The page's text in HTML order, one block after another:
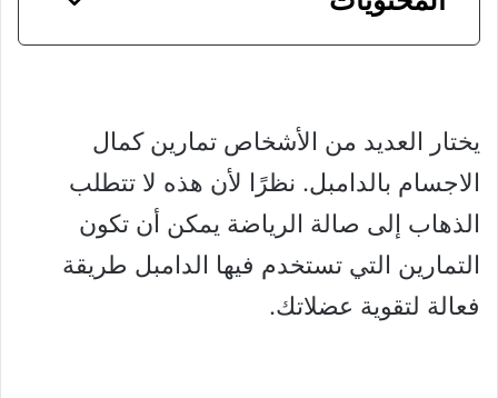
يختار العديد من الأشخاص تمارين كمال
الاجسام بالدامبل. نظرًا لأن هذه لا تتطلب
الذهاب إلى صالة الرياضة يمكن أن تكون
التمارين التي تستخدم فيها الدامبل طريقة
فعالة لتقوية عضلاتك.